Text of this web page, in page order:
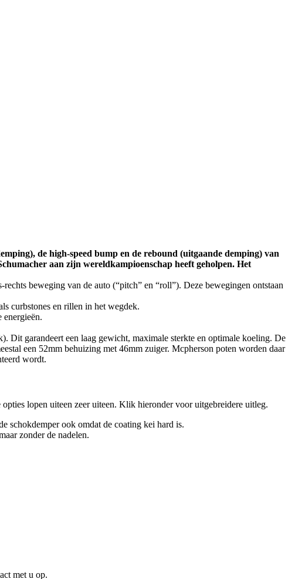
de high-speed bump en de rebound (uitgaande demping) van
aan zijn wereldkampioenschap heeft geholpen. Het
beweging van de auto (“pitch” en “roll”). Deze bewegingen ontstaan
curbstones en rillen in het wegdek.
energieën.
garandeert een laag gewicht, maximale sterkte en optimale koeling. De
een 52mm behuizing met 46mm zuiger. Mcpherson poten worden daar
wordt.
lopen uiteen zeer uiteen. Klik hieronder voor uitgebreidere uitleg.
schokdemper ook omdat de coating kei hard is.
zonder de nadelen.
met u op.